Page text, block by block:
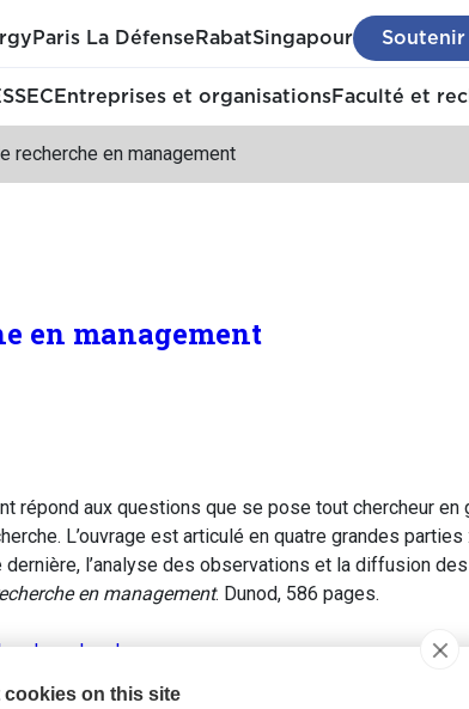
Paris La Défense RabatSingapour Soutenir
Entreprises et organisationsFaculté et
recherche en management
en management
répond aux questions que se pose tout chercheur en
L’ouvrage est articulé en quatre grandes
l’analyse des observations et la diffusion
en management. Dunod, 586 pages.
de recherche
cookies on this site